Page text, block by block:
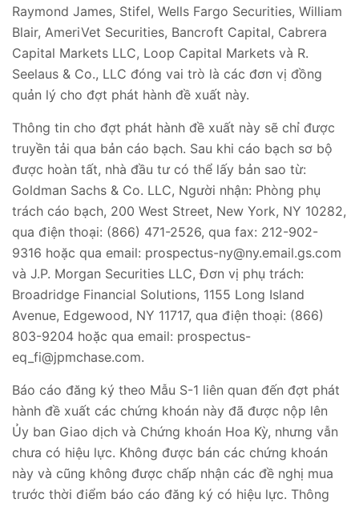
Raymond James, Stifel, Wells Fargo Securities, William
Blair, AmeriVet Securities, Bancroft Capital, Cabrera
Capital Markets LLC, Loop Capital Markets và R.
Seelaus & Co., LLC đóng vai trò là các đơn vị đồng
quản lý cho đợt phát hành đề xuất này.
Thông tin cho đợt phát hành đề xuất này sẽ chỉ được
truyền tải qua bản cáo bạch. Sau khi cáo bạch sơ bộ
được hoàn tất, nhà đầu tư có thể lấy bản sao từ:
Goldman Sachs & Co. LLC, Người nhận: Phòng phụ
trách cáo bạch, 200 West Street, New York, NY 10282,
qua điện thoại: (866) 471-2526, qua fax: 212-902-
9316 hoặc qua email: prospectus-ny@ny.email.gs.com
và J.P. Morgan Securities LLC, Đơn vị phụ trách:
Broadridge Financial Solutions, 1155 Long Island
Avenue, Edgewood, NY 11717, qua điện thoại: (866)
803-9204 hoặc qua email: prospectus-
eq_fi@jpmchase.com.
Báo cáo đăng ký theo Mẫu S-1 liên quan đến đợt phát
hành đề xuất các chứng khoán này đã được nộp lên
Ủy ban Giao dịch và Chứng khoán Hoa Kỳ, nhưng vẫn
chưa có hiệu lực. Không được bán các chứng khoán
này và cũng không được chấp nhận các đề nghị mua
trước thời điểm báo cáo đăng ký có hiệu lực. Thông